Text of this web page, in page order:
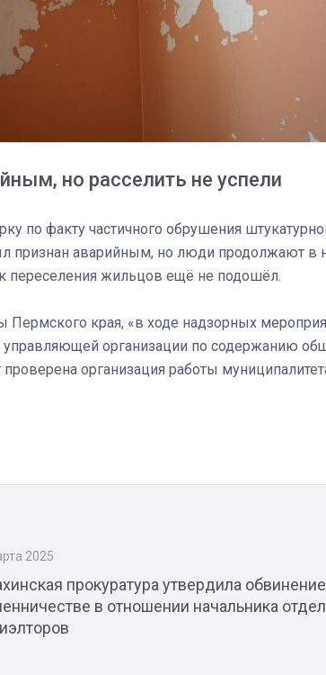
но расселить не успели
по факту частичного обрушения
признан аварийным, но люди продолжают в
переселения жильцов ещё не подошёл.
Пермского края, «в ходе надзорных
организации по содержанию
организация работы
2025
прокуратура утвердила
в отношении начальника